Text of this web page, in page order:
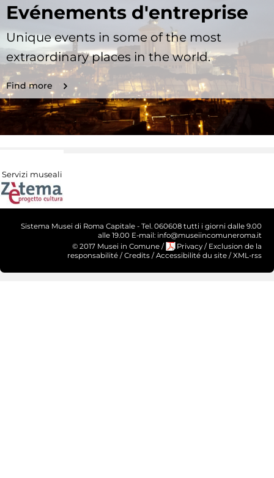
Evénements d'entreprise
Unique events in some of the most
extraordinary places in the world.
Find more
Servizi museali
Sistema Musei di Roma Capitale - Tel. 060608 tutti i giorni dalle 9.00
alle 19.00 E-mail: info@museiincomuneroma.it
© 2017 Musei in Comune / Privacy / Exclusion de la
responsabilité /Credits /Accessibilité du site /XML-rss